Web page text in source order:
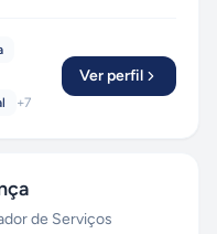
+7
Ver perfil
de Serviços